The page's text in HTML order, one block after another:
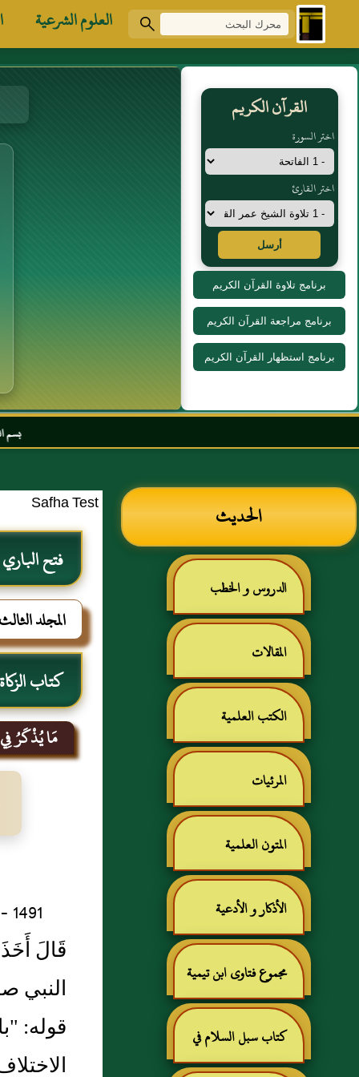
العلوم الشرعية
القرآن الكريم
اختر السورة
اختر القارئ
أرسل
برنامج تلاوة القرآن الكريم
برنامج مراجعة القرآن الكريم
برنامج استظهار القرآن الكريم
بسم الله الرحمن الرحيم
الحديث
الدروس و الخطب
المقالات
الكتب العلمية
المرئيات
المتون العلمية
الأذكار و الأدعية
مجموع فتاوى ابن تيمية
كتاب سبل السلام في
Safha Test
فتح
المجلد الثالث
كتاب الزكاة
مَا يُذْكَرُ
قَالَ
النبي
قوله: